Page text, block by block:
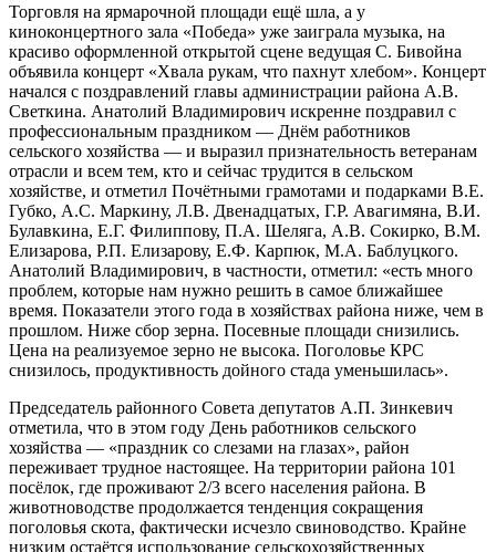
Торговля на ярмарочной площади ещё шла, а у
киноконцертного зала «Победа» уже заиграла музыка, на
красиво оформленной открытой сцене ведущая С. Бивойна
объявила концерт «Хвала рукам, что пахнут хлебом». Концерт
начался с поздравлений главы администрации района А.В.
Светкина. Анатолий Владимирович искренне поздравил с
профессиональным праздником — Днём работников
сельского хозяйства — и выразил признательность ветеранам
отрасли и всем тем, кто и сейчас трудится в сельском
хозяйстве, и отметил Почётными грамотами и подарками В.Е.
Губко, А.С. Маркину, Л.В. Двенадцатых, Г.Р. Авагимяна, В.И.
Булавкина, Е.Г. Филиппову, П.А. Шеляга, А.В. Сокирко, В.М.
Елизарова, Р.П. Елизарову, Е.Ф. Карпюк, М.А. Баблуцкого.
Анатолий Владимирович, в частности, отметил: «есть много
проблем, которые нам нужно решить в самое ближайшее
время. Показатели этого года в хозяйствах района ниже, чем в
прошлом. Ниже сбор зерна. Посевные площади снизились.
Цена на реализуемое зерно не высока. Поголовье КРС
снизилось, продуктивность дойного стада уменьшилась».
Председатель районного Совета депутатов А.П. Зинкевич
отметила, что в этом году День работников сельского
хозяйства — «праздник со слезами на глазах», район
переживает трудное настоящее. На территории района 101
посёлок, где проживают 2/3 всего населения района. В
животноводстве продолжается тенденция сокращения
поголовья скота, фактически исчезло свиноводство. Крайне
низким остаётся использование сельскохозяйственных